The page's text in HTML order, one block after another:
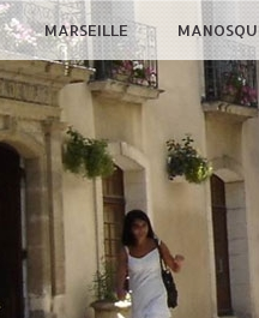
MARSEILLE